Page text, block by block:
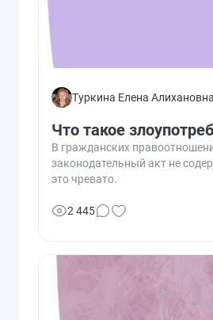
Туркина Елена Алихановна
Что такое
В гражданских
законодательный акт не
это чревато.
2 445